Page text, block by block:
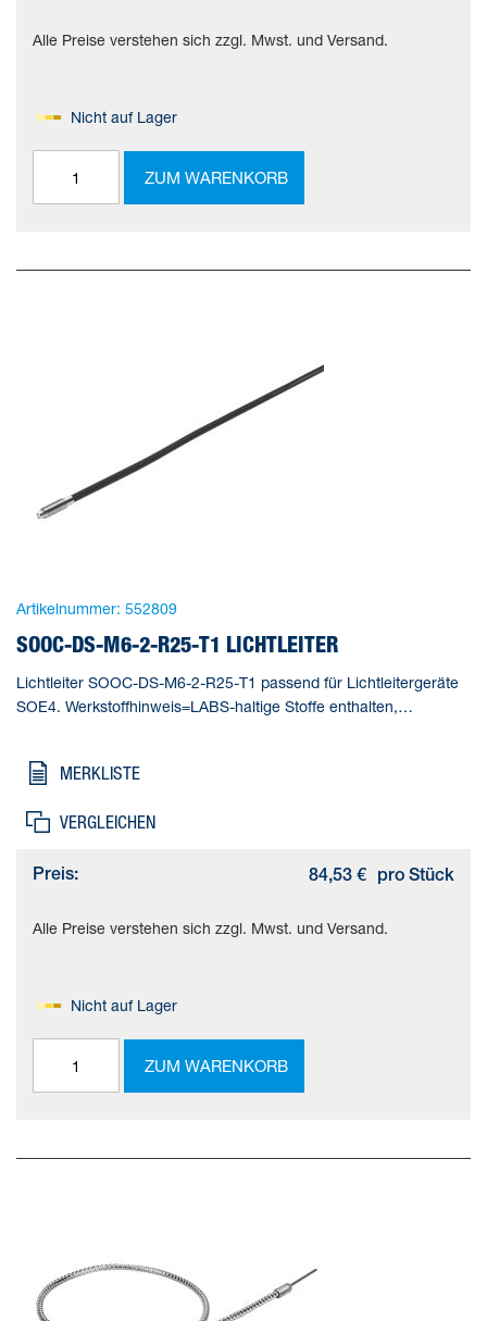
Alle Preise verstehen sich zzgl. Mwst. und Versand.
Nicht auf Lager
ZUM WARENKORB
Artikelnummer: 552809
SOOC-DS-M6-2-R25-T1 LICHTLEITER
Lichtleiter SOOC-DS-M6-2-R25-T1 passend für Lichtleitergeräte
SOE4. Werkstoffhinweis=LABS-haltige Stoffe enthalten,
Temperatur, Reichweite=150 mm
MERKLISTE
VERGLEICHEN
Preis: 84,53 € pro Stück
Alle Preise verstehen sich zzgl. Mwst. und Versand.
Nicht auf Lager
ZUM WARENKORB